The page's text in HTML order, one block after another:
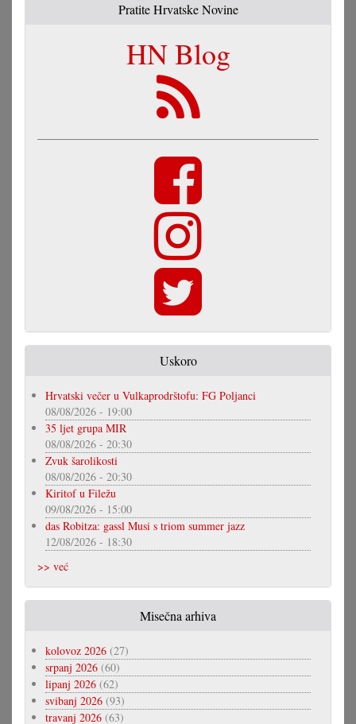
Pratite Hrvatske Novine
HN Blog
Uskoro
Hrvatski večer u Vulkaprodrštofu: FG Poljanci
08/08/2026 - 19:00
35 ljet grupa MIR
08/08/2026 - 20:30
Zvuk šarolikosti
08/08/2026 - 20:30
Kiritof u Filežu
09/08/2026 - 15:00
das Robitza: gassl Musi s triom summer jazz
12/08/2026 - 18:30
>> već
Misečna arhiva
kolovoz 2026 (27)
srpanj 2026 (60)
lipanj 2026 (62)
svibanj 2026 (93)
travanj 2026 (63)